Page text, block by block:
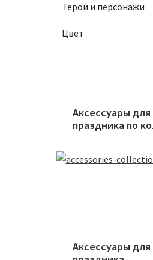
Герои и персонажи
Цвет
Аксессуары для
праздника по
Аксессуары для